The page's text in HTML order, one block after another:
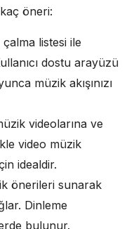
öneri:
listesi ile
dostu arayüzü
müzik akışınızı
videolarına ve
video müzik
idealdir.
önerileri sunarak
Dinleme
bulunur.